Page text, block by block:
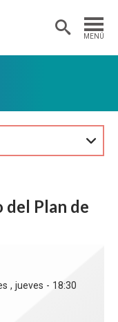
MENÚ
Plan de
, jueves - 18:30